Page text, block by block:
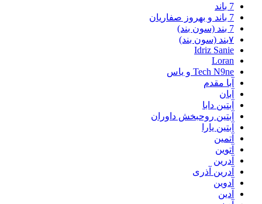
7 باند
7 باند و بهروز صفاریان
7 بند (سون بند)
۷بند (سون بند)
Idriz Sanie
Loran
Tech N9ne و یاس
آبا مقدم
آبان
آبتین دابا
آبتین روحبخش داوران
آبتین یارا
آتمین
آتوین
آدرین
آدرین آذری
آدوین
آدین